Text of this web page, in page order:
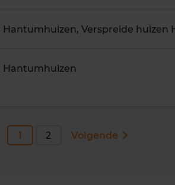
Hantumhuizen
1 2 Volgende